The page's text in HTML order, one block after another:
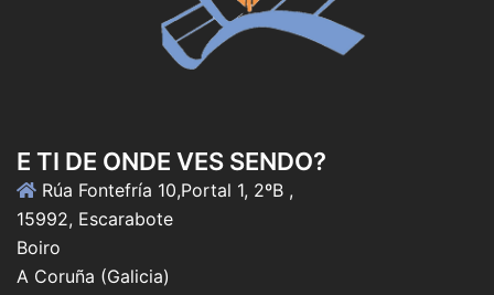
E TI DE ONDE VES SENDO?
Rúa Fontefría 10,Portal 1, 2ºB ,
15992, Escarabote
Boiro
A Coruña (Galicia)